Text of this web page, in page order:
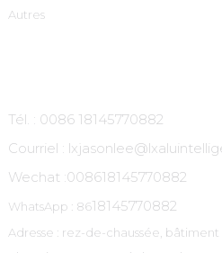
Autres
Tél. : 0086 18145770882
Courriel :
Wechat :008618145770882
WhatsApp : 8618145770882
Adresse : rez-de-chaussée, bâtiment